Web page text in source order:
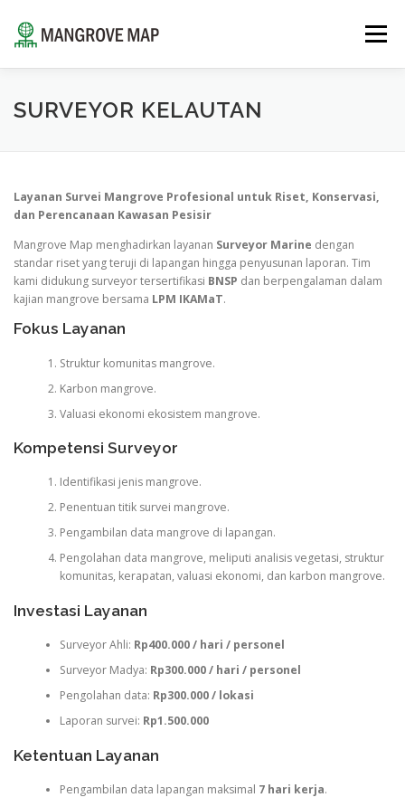
konten
Menu
⌂ TENTANG SUMBER DAYA
HUBUNGI KAMI ID
SURVEYOR KELAUTAN
Layanan Survei Mangrove Profesional untuk Riset, Konservasi,
dan Perencanaan Kawasan Pesisir
Mangrove Map menghadirkan layanan Surveyor Marine dengan
standar riset yang teruji di lapangan hingga penyusunan laporan. Tim
kami didukung surveyor tersertifikasi BNSP dan berpengalaman dalam
kajian mangrove bersama LPM IKAMaT.
Fokus Layanan
Struktur komunitas mangrove.
Karbon mangrove.
Valuasi ekonomi ekosistem mangrove.
Kompetensi Surveyor
Identifikasi jenis mangrove.
Penentuan titik survei mangrove.
Pengambilan data mangrove di lapangan.
Pengolahan data mangrove, meliputi analisis vegetasi, struktur
komunitas, kerapatan, valuasi ekonomi, dan karbon mangrove.
Investasi Layanan
Surveyor Ahli: Rp400.000 / hari / personel
Surveyor Madya: Rp300.000 / hari / personel
Pengolahan data: Rp300.000 / lokasi
Laporan survei: Rp1.500.000
Ketentuan Layanan
Pengambilan data lapangan maksimal 7 hari kerja.